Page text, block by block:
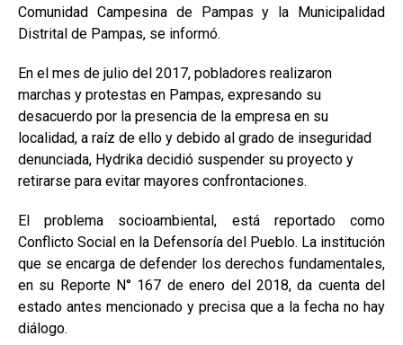
Comunidad Campesina de Pampas y la Municipalidad
Distrital de Pampas, se informó.
En el mes de julio del 2017, pobladores realizaron
marchas y protestas en Pampas, expresando su
desacuerdo por la presencia de la empresa en su
localidad, a raíz de ello y debido al grado de inseguridad
denunciada, Hydrika decidió suspender su proyecto y
retirarse para evitar mayores confrontaciones.
El problema socioambiental, está reportado como
Conflicto Social en la Defensoría del Pueblo. La institución
que se encarga de defender los derechos fundamentales,
en su Reporte N° 167 de enero del 2018, da cuenta del
estado antes mencionado y precisa que a la fecha no hay
diálogo.